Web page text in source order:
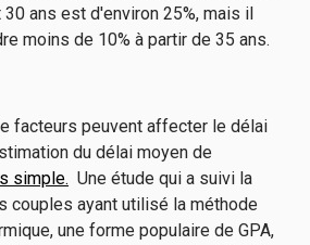
ans est d'environ 25%, mais il
moins de 10% à partir de 35 ans.
facteurs peuvent affecter le délai
du délai moyen de
simple. Une étude qui a suivi la
couples ayant utilisé la méthode
une forme populaire de GPA,